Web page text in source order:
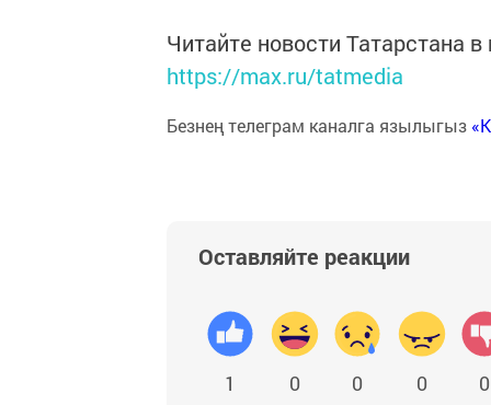
Читайте новости Татарстана
https://max.ru/tatmedia
Безнең телеграм каналга язылыгыз
Оставляйте реакции
1 0 0 0 0